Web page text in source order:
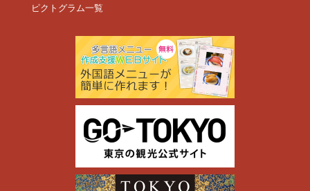
ピクトグラム一覧